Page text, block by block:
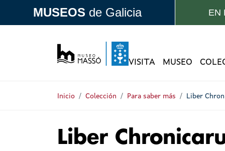
MUSEOS de Galicia EN
Navegación
VISITA MUSEO
Inicio Colección Para saber más Liber
Liber